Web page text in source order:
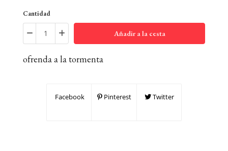
Cantidad
Añadir a la cesta
ofrenda a la tormenta
Facebook Pinterest Twitter